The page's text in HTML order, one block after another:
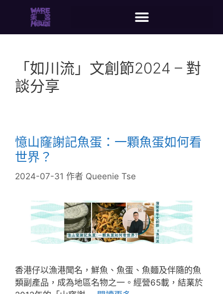
「如川流」文創節2024 – 對
談分享
憶山窿謝記魚蛋：一顆魚蛋如何看
世界？
2024-07-31 作者 Queenie Tse
香港仔以漁港聞名，鮮魚、魚蛋、魚麵及伴隨的魚
類副產品，成為地區名物之一。經營65載，結業於